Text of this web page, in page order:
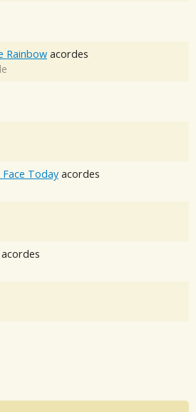
Rainbow acordes
Today acordes
acordes